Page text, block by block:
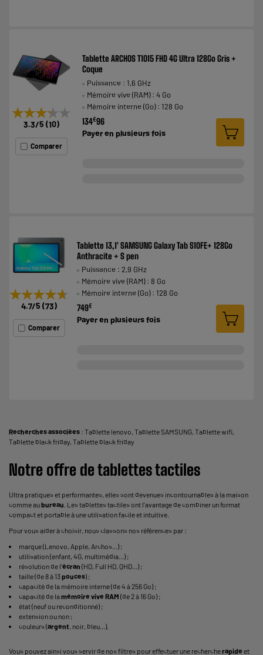
★★★★★
★★★★★
3.3/5 (10)
Comparer
Tablette ARCHOS T1015 FHD 4G Ultra 128Go Gris +
Coque
Puissance : 1,6 GHz
Mémoire vive (RAM) : 4 Go
Mémoire interne (Go) : 128 Go
134€96
Payer en plusieurs fois
★★★★★
★★★★★
4.7/5 (73)
Comparer
Tablette 13,1' SAMSUNG Galaxy Tab S10FE+ 128Go
Anthracite + S pen
Puissance : 2,9 GHz
Mémoire vive (RAM) : 8 Go
Mémoire interne (Go) : 128 Go
749€
Payer en plusieurs fois
Recherches associées : Tablette lenovo, Tablette SAMSUNG, Tablette wifi,
Tablette black friday, Tablette black friday
Notre offre de tablettes tactiles
Ultra pratiques et performantes, elles sont devenues incontournables à la maison
comme aubureau. Les tablettes tactiles ont l'avantage de combiner un format
compact et portable à une utilisation facile et intuitive.
Pour vous aider à choisir, nous classons nos références par :
marque (Lenovo, Apple, Archos...) ;
utilisation (enfant, 4G, multimédia...) ;
résolution de l'écran (HD, Full HD, QHD...) ;
taille (de 8 à 13pouces) ;
capacité de la mémoire interne (de 4 à 256 Go) ;
capacité de lamémoire vive RAM (de 2 à 16 Go) ;
état (neuf ou reconditionné) ;
extension ou non ;
couleurs (argent, noir, bleu...).
Vous pouvez ainsi vous servir de nos filtres pour effectuer une rechercherapide et